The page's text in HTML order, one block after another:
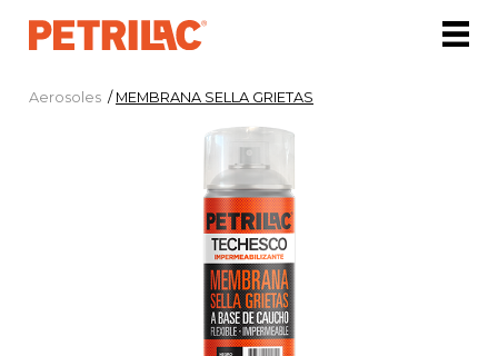
Aerosoles / MEMBRANA SELLA GRIETAS